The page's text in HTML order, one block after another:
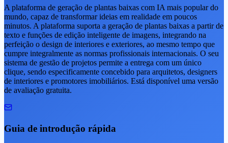
A plataforma de geração de plantas baixas com IA mais popular do
mundo, capaz de transformar ideias em realidade em poucos
minutos. A plataforma suporta a geração de plantas baixas a partir de
texto e funções de edição inteligente de imagens, integrando na
perfeição o design de interiores e exteriores, ao mesmo tempo que
cumpre integralmente as normas profissionais internacionais. O seu
sistema de gestão de projetos permite a entrega com um único
clique, sendo especificamente concebido para arquitetos, designers
de interiores e promotores imobiliários. Está disponível uma versão
de avaliação gratuita.
Guia de introdução rápida